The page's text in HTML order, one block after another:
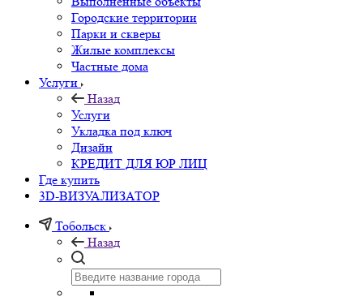
Городские территории
Парки и скверы
Жилые комплексы
Частные дома
Услуги
Назад
Услуги
Укладка под ключ
Дизайн
КРЕДИТ ДЛЯ ЮР ЛИЦ
Где купить
3D-ВИЗУАЛИЗАТОР
Тобольск
Назад